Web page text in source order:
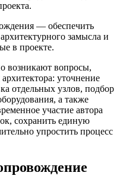
— обеспечить
замысла и
в проекте.
возникают вопросы,
уточнение
отдельных узлов, подбор
а также
участие автора
сохранить единую
упростить процесс